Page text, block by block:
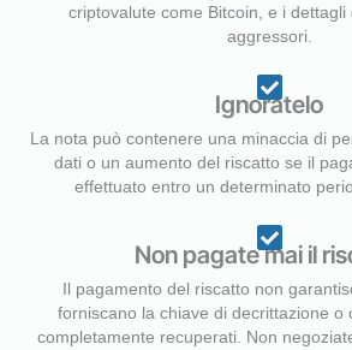
criptovalute come Bitcoin, e i dettagli
aggressori.
Ignoratelo
La nota può contenere una minaccia di
dati o un aumento del riscatto se il
effettuato entro un determinato
Non pagate mai il
Il pagamento del riscatto non
forniscano la chiave di decrittazione o
completamente recuperati. Non